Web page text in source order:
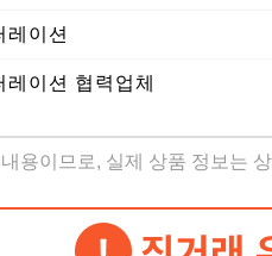
레이션
이션 협력업체
용이므로, 실제 상품 정보는